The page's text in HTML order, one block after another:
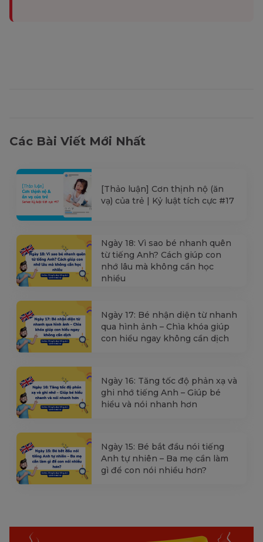
Các Bài Viết Mới Nhất
[Thảo luận] Cơn thịnh nộ (ăn
vạ) của trẻ | Kỷ luật tích cực #17
Ngày 18: Vì sao bé nhanh quên
từ tiếng Anh? Cách giúp con
nhớ lâu mà không cần học
nhiều
Ngày 17: Bé nhận diện từ nhanh
qua hình ảnh – Chìa khóa giúp
con hiểu ngay không cần dịch
Ngày 16: Tăng tốc độ phản xạ và
ghi nhớ tiếng Anh – Giúp bé
hiểu và nói nhanh hơn
Ngày 15: Bé bắt đầu nói tiếng
Anh tự nhiên – Ba mẹ cần làm
gì để con nói nhiều hơn?